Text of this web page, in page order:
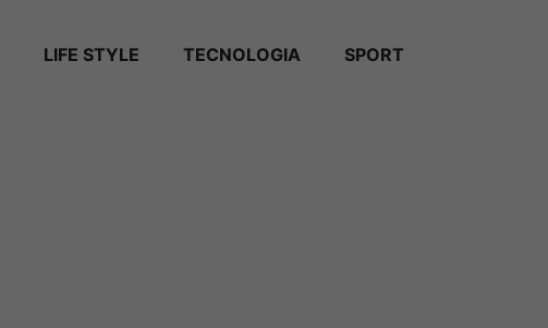
LIFE STYLE TECNOLOGIA SPORT